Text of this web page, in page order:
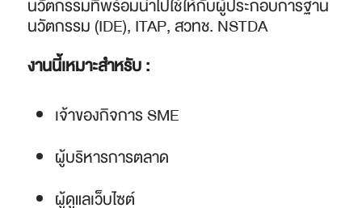
นวัตกรรมที่พร้อมนําไปใช้ให้กับผู้ประกอบการฐาน
นวัตกรรม (IDE), ITAP, สวทช. NSTDA
งานนี้เหมาะสำหรับ :
เจ้าของกิจการ SME
ผู้บริหารการตลาด
ผู้ดูแลเว็บไซต์